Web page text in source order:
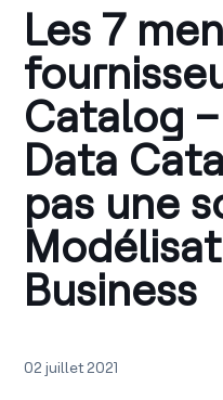
Les 7
Catalog –
Data
pas une
Business
02 juillet 2021